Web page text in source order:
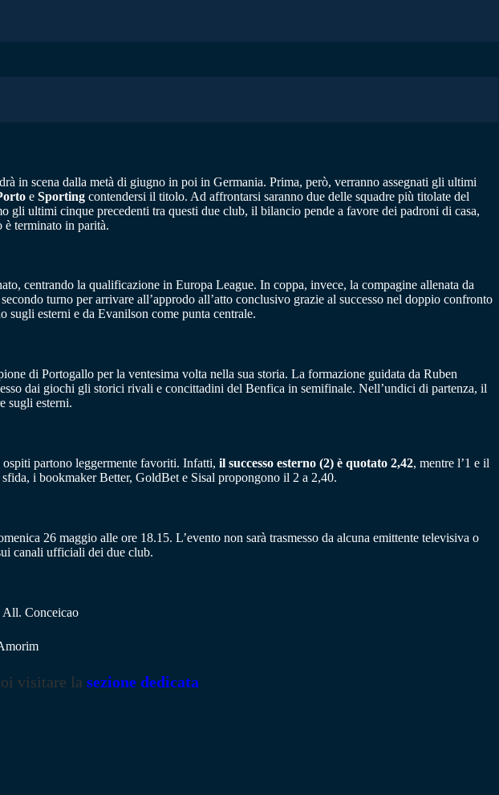
in scena dalla metà di giugno in poi in Germania. Prima, però, verranno assegnati gli ultimi
e Sporting contendersi il titolo. Ad affrontarsi saranno due delle squadre più titolate del
gli ultimi cinque precedenti tra questi due club, il bilancio pende a favore dei padroni di casa,
terminato in parità.
centrando la qualificazione in Europa League. In coppa, invece, la compagine allenata da
turno per arrivare all’approdo all’atto conclusivo grazie al successo nel doppio confronto
sugli esterni e da Evanilson come punta centrale.
di Portogallo per la ventesima volta nella sua storia. La formazione guidata da Ruben
dai giochi gli storici rivali e concittadini del Benfica in semifinale. Nell’undici di partenza, il
sugli esterni.
partono leggermente favoriti. Infatti, il successo esterno (2) è quotato 2,42, mentre l’1 e il
i bookmaker Better, GoldBet e Sisal propongono il 2 a 2,40.
26 maggio alle ore 18.15. L’evento non sarà trasmesso da alcuna emittente televisiva o
canali ufficiali dei due club.
All. Conceicao
visitare la sezione dedicata